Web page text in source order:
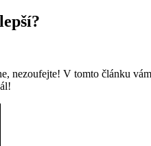
nezoufejte! V tomto článku